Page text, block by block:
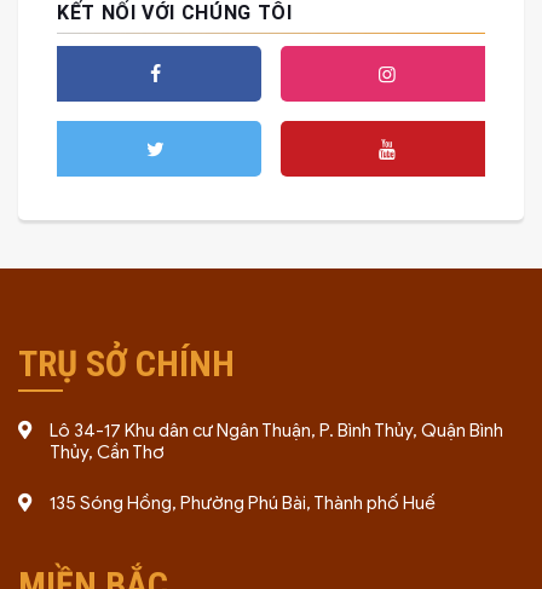
KẾT NỐI VỚI CHÚNG TÔI
TRỤ SỞ CHÍNH
Lô 34-17 Khu dân cư Ngân Thuận, P. Bình Thủy, Quận Bình
Thủy, Cần Thơ
135 Sóng Hồng, Phường Phú Bài, Thành phố Huế